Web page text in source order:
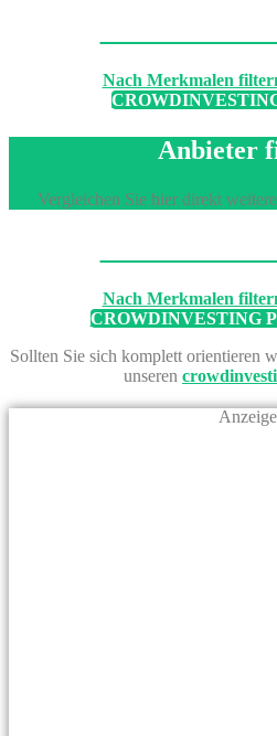
Nach Merkmalen
Anbieter
Vergleichen Sie hier direkt
Nach Merkmalen
CROWDINVESTING
Sollten Sie sich komplett orientieren
unseren
Anzeige